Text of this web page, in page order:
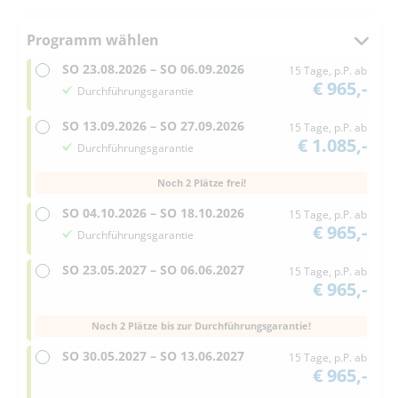
Programm wählen
SO 23.08.2026 – SO 06.09.2026
Durchführungsgarantie
15 Tage, p.P. ab
€ 965,-
SO 13.09.2026 – SO 27.09.2026
Durchführungsgarantie
15 Tage, p.P. ab
€ 1.085,-
Noch 2 Plätze frei!
SO 04.10.2026 – SO 18.10.2026
Durchführungsgarantie
15 Tage, p.P. ab
€ 965,-
SO 23.05.2027 – SO 06.06.2027 15 Tage, p.P. ab
€ 965,-
Noch 2 Plätze bis zur Durchführungsgarantie!
SO 30.05.2027 – SO 13.06.2027 15 Tage, p.P. ab
€ 965,-